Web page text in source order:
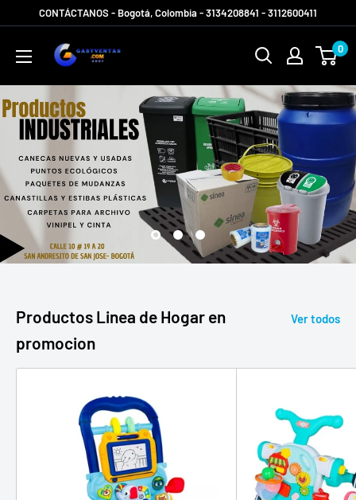
CONTÁCTANOS - Bogotá, Colombia - 3134208841 - 3112600411
Gabyventas
Shop
0
Productos Linea de Hogar en
promocion
Ver todos